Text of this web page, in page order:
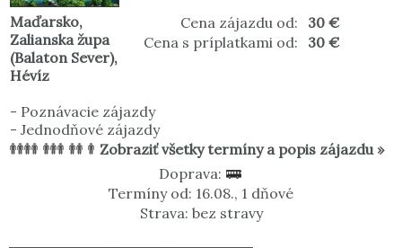
Cena zájazdu od:
30 €
Cena s príplatkami od:
30 €
Maďarsko,
Zalianska župa
(Balaton Sever),
Hévíz
- Poznávacie zájazdy
- Jednodňové zájazdy
Zobraziť všetky termíny a popis zájazdu »
Doprava:
Termíny od: 16.08., 1 dňové
Strava: bez stravy